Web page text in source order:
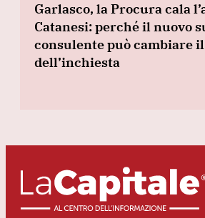
Garlasco, la Procura cala
Catanesi: perché il nuovo
consulente può cambiare
dell’inchiesta